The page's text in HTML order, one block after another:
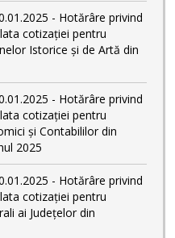
- Hotărâre privind
cotizației pentru
Istorice și de Artă din
- Hotărâre privind
cotizației pentru
și Contabililor din
2025
- Hotărâre privind
cotizației pentru
ai Județelor din